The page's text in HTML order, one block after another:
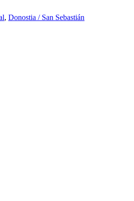
, Donostia / San Sebastián